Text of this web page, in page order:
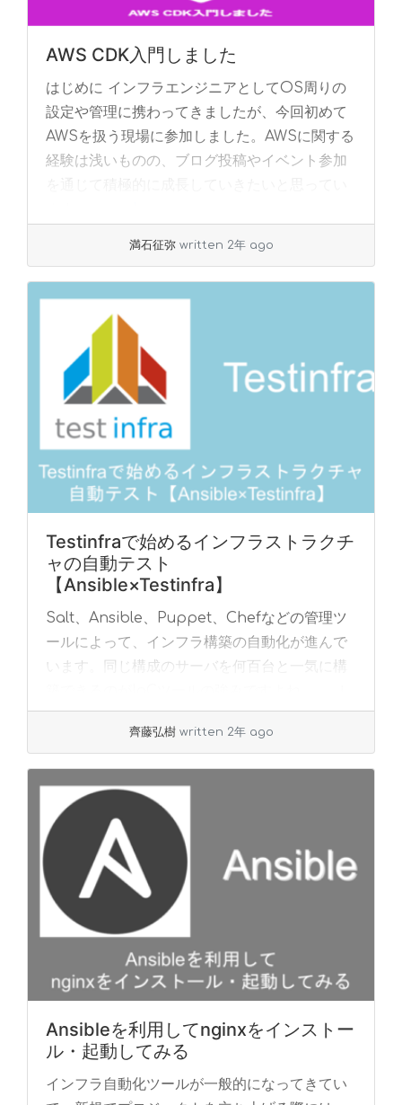
AWS CDK入門しました
はじめに インフラエンジニアとしてOS周りの
設定や管理に携わってきましたが、今回初めて
AWSを扱う現場に参加しました。AWSに関する
経験は浅いものの、ブログ投稿やイベント参加
満石征弥 written 2年 ago
Testinfraで始めるインフラストラクチ
ャの自動テスト
【Ansible×Testinfra】
Salt、Ansible、Puppet、Chefなどの管理ツ
ールによって、インフラ構築の自動化が進んで
います。同じ構成のサーバを何百台と一気に構
かし、本当に同じ構成になって... »read more
齊藤弘樹 written 2年 ago
Ansibleを利用してnginxをインストー
ル・起動してみる
インフラ自動化ツールが一般的になってきてい